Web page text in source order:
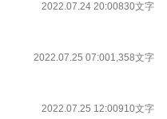
2022.07.24 20:00830文字
2022.07.25 07:001,358文字
2022.07.25 12:00910文字